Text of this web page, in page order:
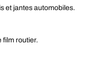
et jantes automobiles.
film routier.